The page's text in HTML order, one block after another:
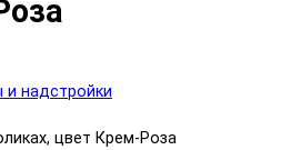
и надстройки
цвет Крем-Роза